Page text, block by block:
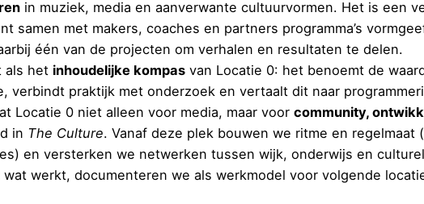
in muziek, media en aanverwante cultuurvormen. Het is een
samen met makers, coaches en partners programma’s
één van de projecten om verhalen en resultaten te delen.
als het inhoudelijke kompas van Locatie 0: het benoemt de
verbindt praktijk met onderzoek en vertaalt dit naar
Locatie 0 niet alleen voor media, maar voorcommunity,
in The Culture. Vanaf deze plek bouwen we ritme en regelmaat
en versterken we netwerken tussen wijk, onderwijs en
wat werkt, documenteren we als werkmodel voor volgende